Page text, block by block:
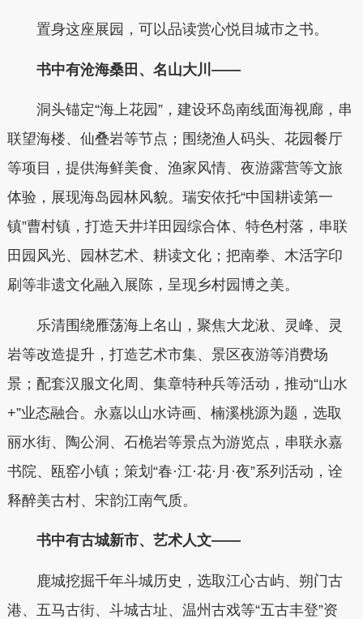
置身这座展园，可以品读赏心悦目城市之书。
书中有沧海桑田、名山大川——
洞头锚定“海上花园”，建设环岛南线面海视廊，串
联望海楼、仙叠岩等节点；围绕渔人码头、花园餐厅
等项目，提供海鲜美食、渔家风情、夜游露营等文旅
体验，展现海岛园林风貌。瑞安依托“中国耕读第一
镇”曹村镇，打造天井垟田园综合体、特色村落，串联
田园风光、园林艺术、耕读文化；把南拳、木活字印
刷等非遗文化融入展陈，呈现乡村园博之美。
乐清围绕雁荡海上名山，聚焦大龙湫、灵峰、灵
岩等改造提升，打造艺术市集、景区夜游等消费场
景；配套汉服文化周、集章特种兵等活动，推动“山水
+”业态融合。永嘉以山水诗画、楠溪桃源为题，选取
丽水街、陶公洞、石桅岩等景点为游览点，串联永嘉
书院、瓯窑小镇；策划“春·江·花·月·夜”系列活动，诠
释醉美古村、宋韵江南气质。
书中有古城新市、艺术人文——
鹿城挖掘千年斗城历史，选取江心古屿、朔门古
港、五马古街、斗城古址、温州古戏等“五古丰登”资